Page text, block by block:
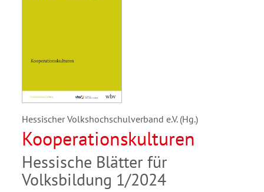
Hessischer Volkshochschulverband e.V. (Hg.)
Kooperationskulturen
Hessische Blätter für
Volksbildung 1/2024